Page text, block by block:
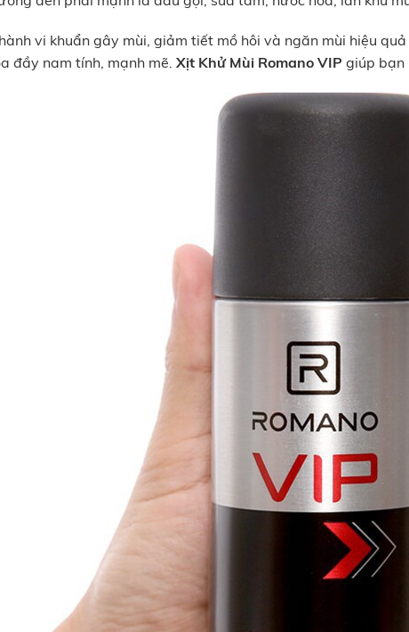
vi khuẩn gây mùi, giảm tiết mồ hôi và ngăn mùi hiệu
đầy nam tính, mạnh mẽ.Xịt Khử Mùi Romano VIP giúp bạn